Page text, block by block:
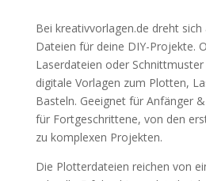
Bei kreativvorlagen.de dreht
Dateien für deine DIY-Projekte.
Laserdateien oder
digitale Vorlagen zum Plotten,
Basteln. Geeignet für Anfänger
für Fortgeschrittene, von den
zu komplexen Projekten.
Die Plotterdateien reichen von